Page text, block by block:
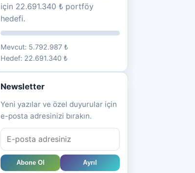
için 22.691.340 ₺ portföy
hedefi.
Mevcut: 5.792.987 ₺
Hedef: 22.691.340 ₺
Newsletter
Yeni yazılar ve özel duyurular için
e-posta adresinizi bırakın.
Abone Ol Ayrıl